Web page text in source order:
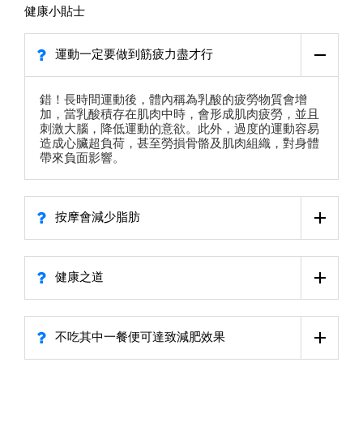
健康小貼士
運動一定要做到筋疲力盡才行
錯！長時間運動後，體內稱為乳酸的疲勞物質會增
加，當乳酸積存在肌肉中時，會形成肌肉疲勞，並且
刺激大腦，降低運動的意欲。此外，過度的運動容易
造成心臟超負荷，甚至勞損骨骼及肌肉組織，對身體
帶來負面影響。
按摩會減少脂肪
健康之道
不吃其中一餐便可達致減肥效果